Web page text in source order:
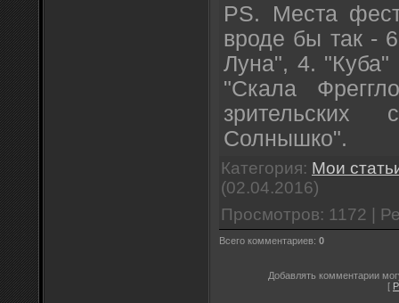
PS. Места
вроде бы так -
Луна", 4.
"Скала
Солнышко".
Категория: Мои
(02.04.2016)
Просмотров: 1172 |
Всего комментариев: 0
Добавлять комментарии
[